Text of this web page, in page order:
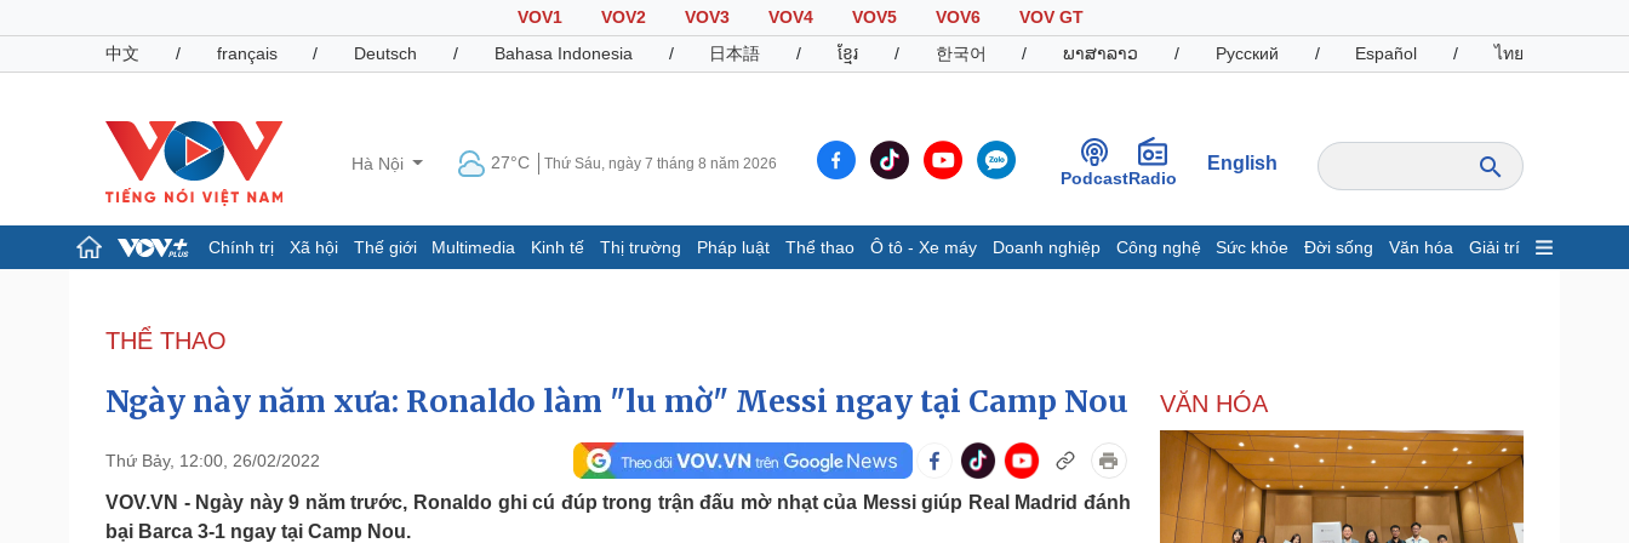
VOV1 VOV2 VOV3 VOV4 VOV5 VOV6
VOV GT
中文
/ français / Deutsch / Bahasa Indonesia / 日本語 / ខ្មែរ / 한국어 / ພາສາລາວ / Русский / Español / ไทย
Hà Nội 27°C Thứ Sáu, ngày 7 tháng 8 năm 2026
PodcastRadio
English
Chính trị Xã hội Thế giới Multimedia Kinh tế Thị trường Pháp luật Thể thao Ô tô - Xe máy Doanh nghiệp Công nghệ Sức khỏe Đời sống Văn hóa Giải trí
Đảng
Tổ chức nhân sự
Nhận diện sự thật
Dấu ấn VOV
Infographic
Giá cà phê
Pháp luật
Vụ án
Quân sự - Quốc phòng
Vũ khí
Thể thao
Ô tô - Xe máy
Doanh nghiệp
Thông tin doanh nghiệp
Công nghệ
Sành điệu
THỂ THAO
Ngày này năm xưa: Ronaldo làm "lu mờ" Messi ngay tại Camp Nou
Thứ Bảy, 12:00, 26/02/2022
VOV.VN - Ngày này 9 năm trước, Ronaldo ghi cú đúp trong trận đấu mờ nhạt của Messi giúp Real Madrid đánh
bại Barca 3-1 ngay tại Camp Nou.
VĂN HÓA